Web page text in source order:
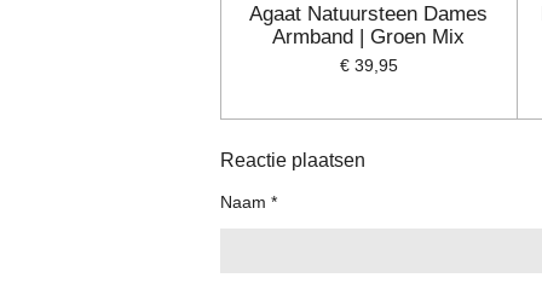
Agaat Natuursteen Dames
Armband | Groen Mix
€ 39,95
Reactie plaatsen
Naam *